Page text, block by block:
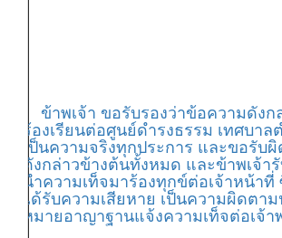
ข้าพเจ้า ขอรับรองว่าข้อความดังก
ร้องเรียนต่อศูนย์ดำรงธรรม เทศบาล
เป็นความจริงทุกประการ และขอรับ
ดังกล่าวข้างต้นทั้งหมด และข้าพเจ้า
นำความเท็จมาร้องทุกข์ต่อเจ้าหน้า
ได้รับความเสียหาย เป็นความผิดตา
หมายอาญาฐานแจ้งความเท็จต่อเจ้